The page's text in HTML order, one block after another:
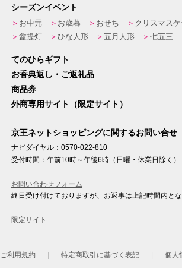
シーズンイベント
お中元 お歳暮 おせち クリスマス
盆提灯
ひな人形 五月人形 七五三
てのひらギフト
お香典返し・ご返礼品
商品券
外商専用サイト（限定サイト）
京王ネットショッピングに関するお問い合せ
ナビダイヤル：0570-022-810
受付時間：午前10時～午後6時（日曜・休業日除く）
お問い合わせフォーム
終日受け付けておりますが、お返事は上記時間内とな
限定サイト
ご利用規約 特定商取引に基づく表記 個人